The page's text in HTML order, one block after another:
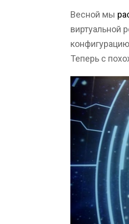
Весной мы
виртуальной
Теперь с